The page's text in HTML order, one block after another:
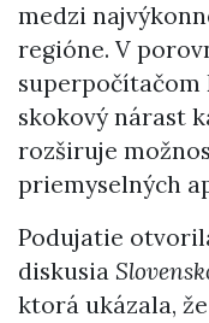
medzi
regióne. V
superpočítačom
skokový nárast
rozširuje
priemyselných
Podujatie
diskusia
ktorá ukázala,